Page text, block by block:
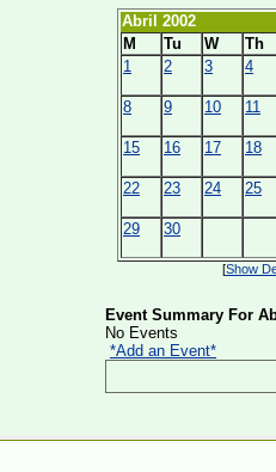
Abril 2002
M
Tu W
Th
1
2 3 4
8 9 10 11
15 16 17 18
22 23 24 25
29 30
[Show
Event Summary For
No Events
*Add an Event*